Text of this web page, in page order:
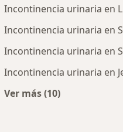
Incontinencia urinaria en
Incontinencia urinaria en
Incontinencia urinaria en
Incontinencia urinaria en
Ver más (10)